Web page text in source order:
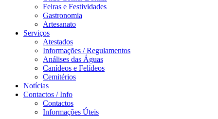
Feiras e Festividades
Gastronomia
Artesanato
Serviços
Atestados
Informações / Regulamentos
Análises das Águas
Canídeos e Felídeos
Cemitérios
Notícias
Contactos / Info
Contactos
Informações Úteis